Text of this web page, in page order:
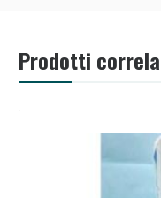
Prodotti